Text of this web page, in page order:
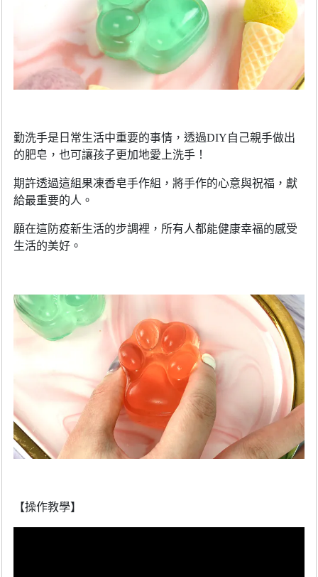
勤洗手是日常生活中重要的事情，透過DIY 自己親手做出
的肥皂，也可讓孩子更加地愛上洗手！
期許透過這組果凍香皂手作組，將手作的心意與祝福，獻
給最重要的人。
願在這防疫新生活的步調裡，所有人都能健康幸福的感受
生活的美好。
【操作教學】